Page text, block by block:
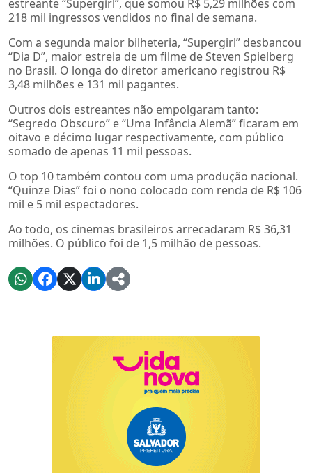
estreante “Supergirl”, que somou R$ 5,29 milhões com
218 mil ingressos vendidos no final de semana.
Com a segunda maior bilheteria, “Supergirl” desbancou
“Dia D”, maior estreia de um filme de Steven Spielberg
no Brasil. O longa do diretor americano registrou R$
3,48 milhões e 131 mil pagantes.
Outros dois estreantes não empolgaram tanto:
“Segredo Obscuro” e “Uma Infância Alemã” ficaram em
oitavo e décimo lugar respectivamente, com público
somado de apenas 11 mil pessoas.
O top 10 também contou com uma produção nacional.
“Quinze Dias” foi o nono colocado com renda de R$ 106
mil e 5 mil espectadores.
Ao todo, os cinemas brasileiros arrecadaram R$ 36,31
milhões. O público foi de 1,5 milhão de pessoas.